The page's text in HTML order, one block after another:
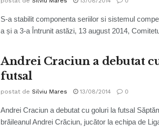
S-a stabilit componenta seriilor si sistemul
a și a 3-a Întrunit astăzi, 13 august 2014,
Andrei Craciun a debutat
futsal
postat de Silviu Mares 13/08/2014 0
Andrei Craciun a debutat cu goluri la futsal
brăileanul Andrei Crăciun, jucător la echipa de